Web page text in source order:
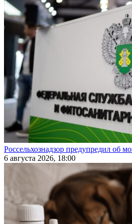
Россельхознадзор предупредил об
6 августа 2026, 18:00